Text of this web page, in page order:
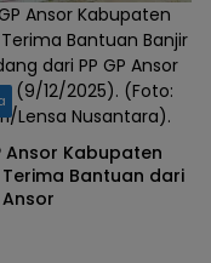
Ansor Kabupaten
Bantuan Banjir
dari PP GP Ansor
(9/12/2025). (Foto:
Lensa Nusantara).
Ansor Kabupaten
Terima Bantuan dari
Ansor